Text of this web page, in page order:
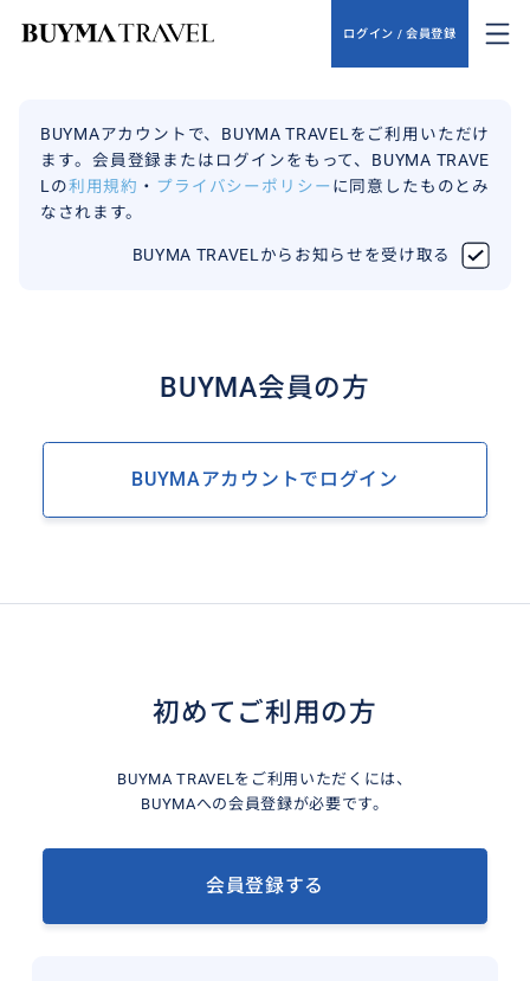
ログイン / 会員登録
BUYMAアカウントで、BUYMA TRAVELをご利用いただけ
ます。会員登録またはログインをもって、BUYMA TRAVE
Lの利用規約 ・ プライバシーポリシー に同意したものとみ
なされます。
BUYMA TRAVELからお知らせを受け取る
BUYMA会員の方
BUYMAアカウントでログイン
初めてご利用の方
BUYMA TRAVELをご利用いただくには、
BUYMAへの会員登録が必要です。
会員登録する